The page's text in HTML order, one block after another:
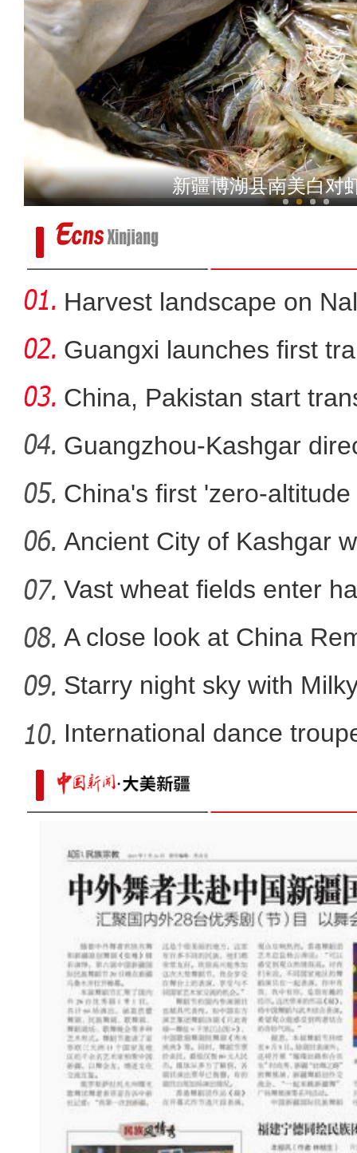
新疆沙雅：塔河胡杨美如
新疆库车市：梨园果飘
新疆库车现代农业科创中心
新疆博湖县南美白对
Harvest landscape on
Guangxi launches first
China, Pakistan start
Guangzhou-Kashgar
China's first 'zero-
Ancient City of Kashgar
Vast wheat fields enter
A close look at China
Starry night sky with
International dance